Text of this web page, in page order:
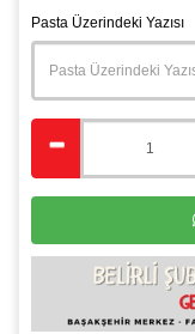
Pasta Üzerindeki Yazısı